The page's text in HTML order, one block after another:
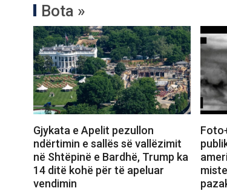
Bota »
Gjykata e Apelit pezullon
ndërtimin e sallës së vallëzimit
në Shtëpinë e Bardhë, Trump ka
14 ditë kohë për të apeluar
vendimin